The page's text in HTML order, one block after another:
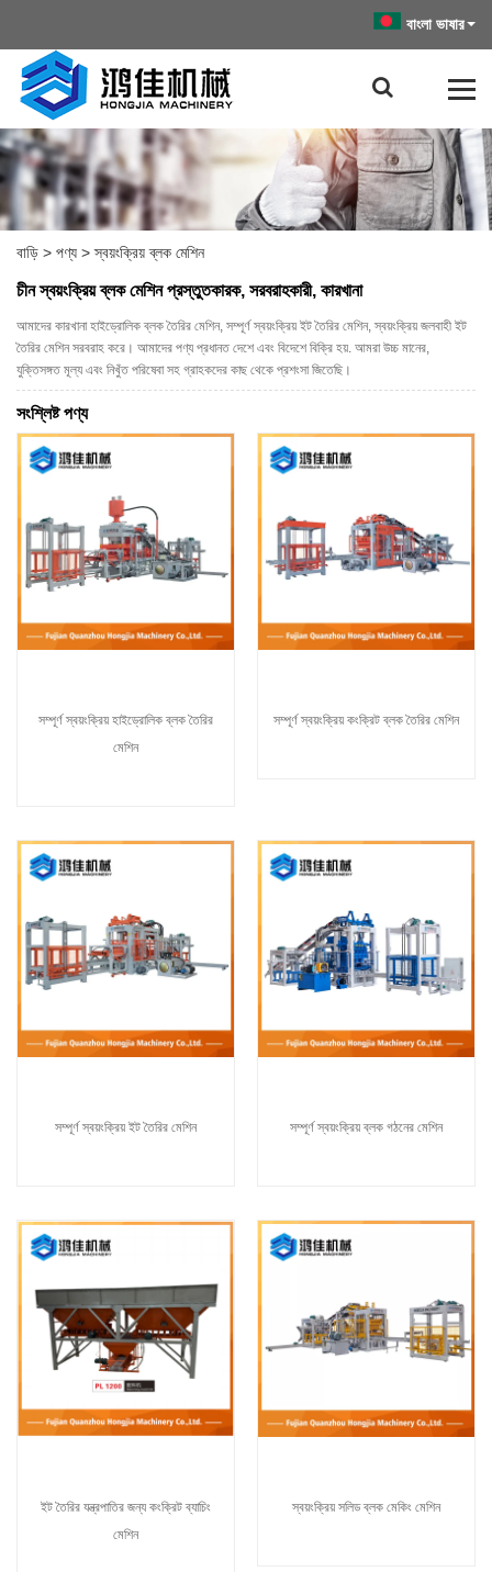
বাংলা ভাষার
বাড়ি > পণ্য > স্বয়ংক্রিয় ব্লক মেশিন
চীন স্বয়ংক্রিয় ব্লক মেশিন প্রস্তুতকারক, সরবরাহকারী, কারখানা
আমাদের কারখানা হাইড্রোলিক ব্লক তৈরির মেশিন, সম্পূর্ণ স্বয়ংক্রিয় ইট তৈরির মেশিন, স্বয়ংক্রিয় জলবাহী ইট
তৈরির মেশিন সরবরাহ করে। আমাদের পণ্য প্রধানত দেশে এবং বিদেশে বিক্রি হয়. আমরা উচ্চ মানের,
যুক্তিসঙ্গত মূল্য এবং নিখুঁত পরিষেবা সহ গ্রাহকদের কাছ থেকে প্রশংসা জিতেছি।
সংশ্লিষ্ট পণ্য
সম্পূর্ণ স্বয়ংক্রিয় হাইড্রোলিক ব্লক তৈরির
মেশিন
সম্পূর্ণ স্বয়ংক্রিয় কংক্রিট ব্লক তৈরির মেশিন
সম্পূর্ণ স্বয়ংক্রিয় ইট তৈরির মেশিন সম্পূর্ণ স্বয়ংক্রিয় ব্লক গঠনের মেশিন
ইট তৈরির যন্ত্রপাতির জন্য কংক্রিট ব্যাচিং
মেশিন
স্বয়ংক্রিয় সলিড ব্লক মেকিং মেশিন